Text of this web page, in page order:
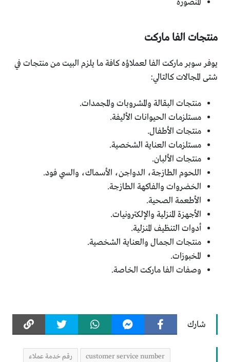
المنصورة
منتجات الفا ماركت
يوفر سوبر ماركت الفا لعملاؤه كافة ما يلزم البيت من منتجات في
شتى المجالات كالتالي:
منتجات البقالة والمشروبات والمجمدات.
مستلزمات الحيوانات الأليفة.
منتجات الأطفال.
مستلزمات العناية الشخصية.
منتجات الألبان.
اللحوم الطازجة، الدواجن، الأسماك، والسي فود.
الخضروات والفاكهة الطازجة.
الأطعمة الصحية.
الأجهزة المنزلية والإلكترونيات.
أدوات التنظيف المنزلية.
منتجات الجمال والعناية الشخصية.
المخبوزات.
وصفات الفا ماركت الخاصة.
شارك
customer service number رقم خدمة عملاء